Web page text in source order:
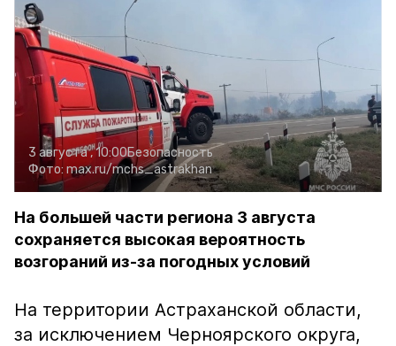
3 августа , 10:00Безопасность
Фото: max.ru/mchs_astrakhan
На большей части региона 3 августа
сохраняется высокая вероятность
возгораний из-за погодных условий
На территории Астраханской области,
за исключением Черноярского округа,